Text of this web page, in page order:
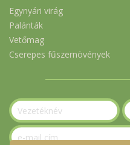
Egynyári virág
Palánták
Vetőmag
Cserepes fűszernövények